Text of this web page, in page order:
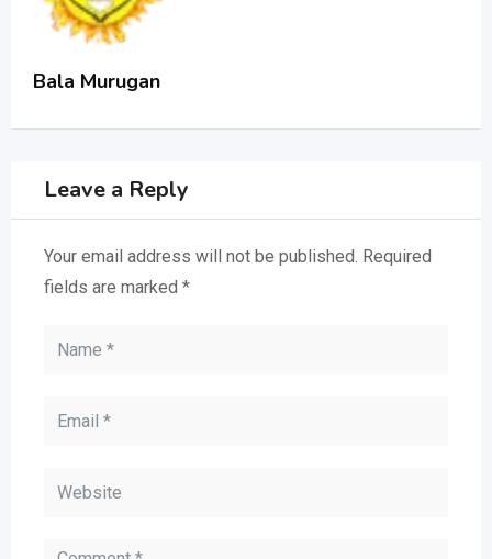
Bala Murugan
Leave a Reply
Your email address will not be published. Required
fields are marked *